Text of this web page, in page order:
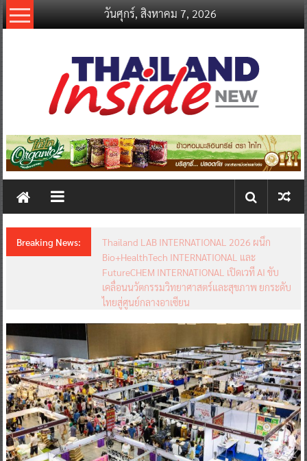
Skip
to
วันศุกร์, สิงหาคม 7, 2026
thailandinsidenew.com
Thailand
New
Breaking News:
Thailand LAB INTERNATIONAL 2026 ผนึก
Bio+HealthTech INTERNATIONAL และ
FutureCHEM INTERNATIONAL เปิดเวที AI ขับ
เคลื่อนนวัตกรรมวิทยาศาสตร์และสุขภาพ ยกระดับ
ไทยสู่ศูนย์กลางอาเซียน